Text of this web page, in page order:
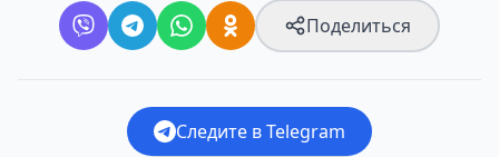
Поделиться
Следите в Telegram